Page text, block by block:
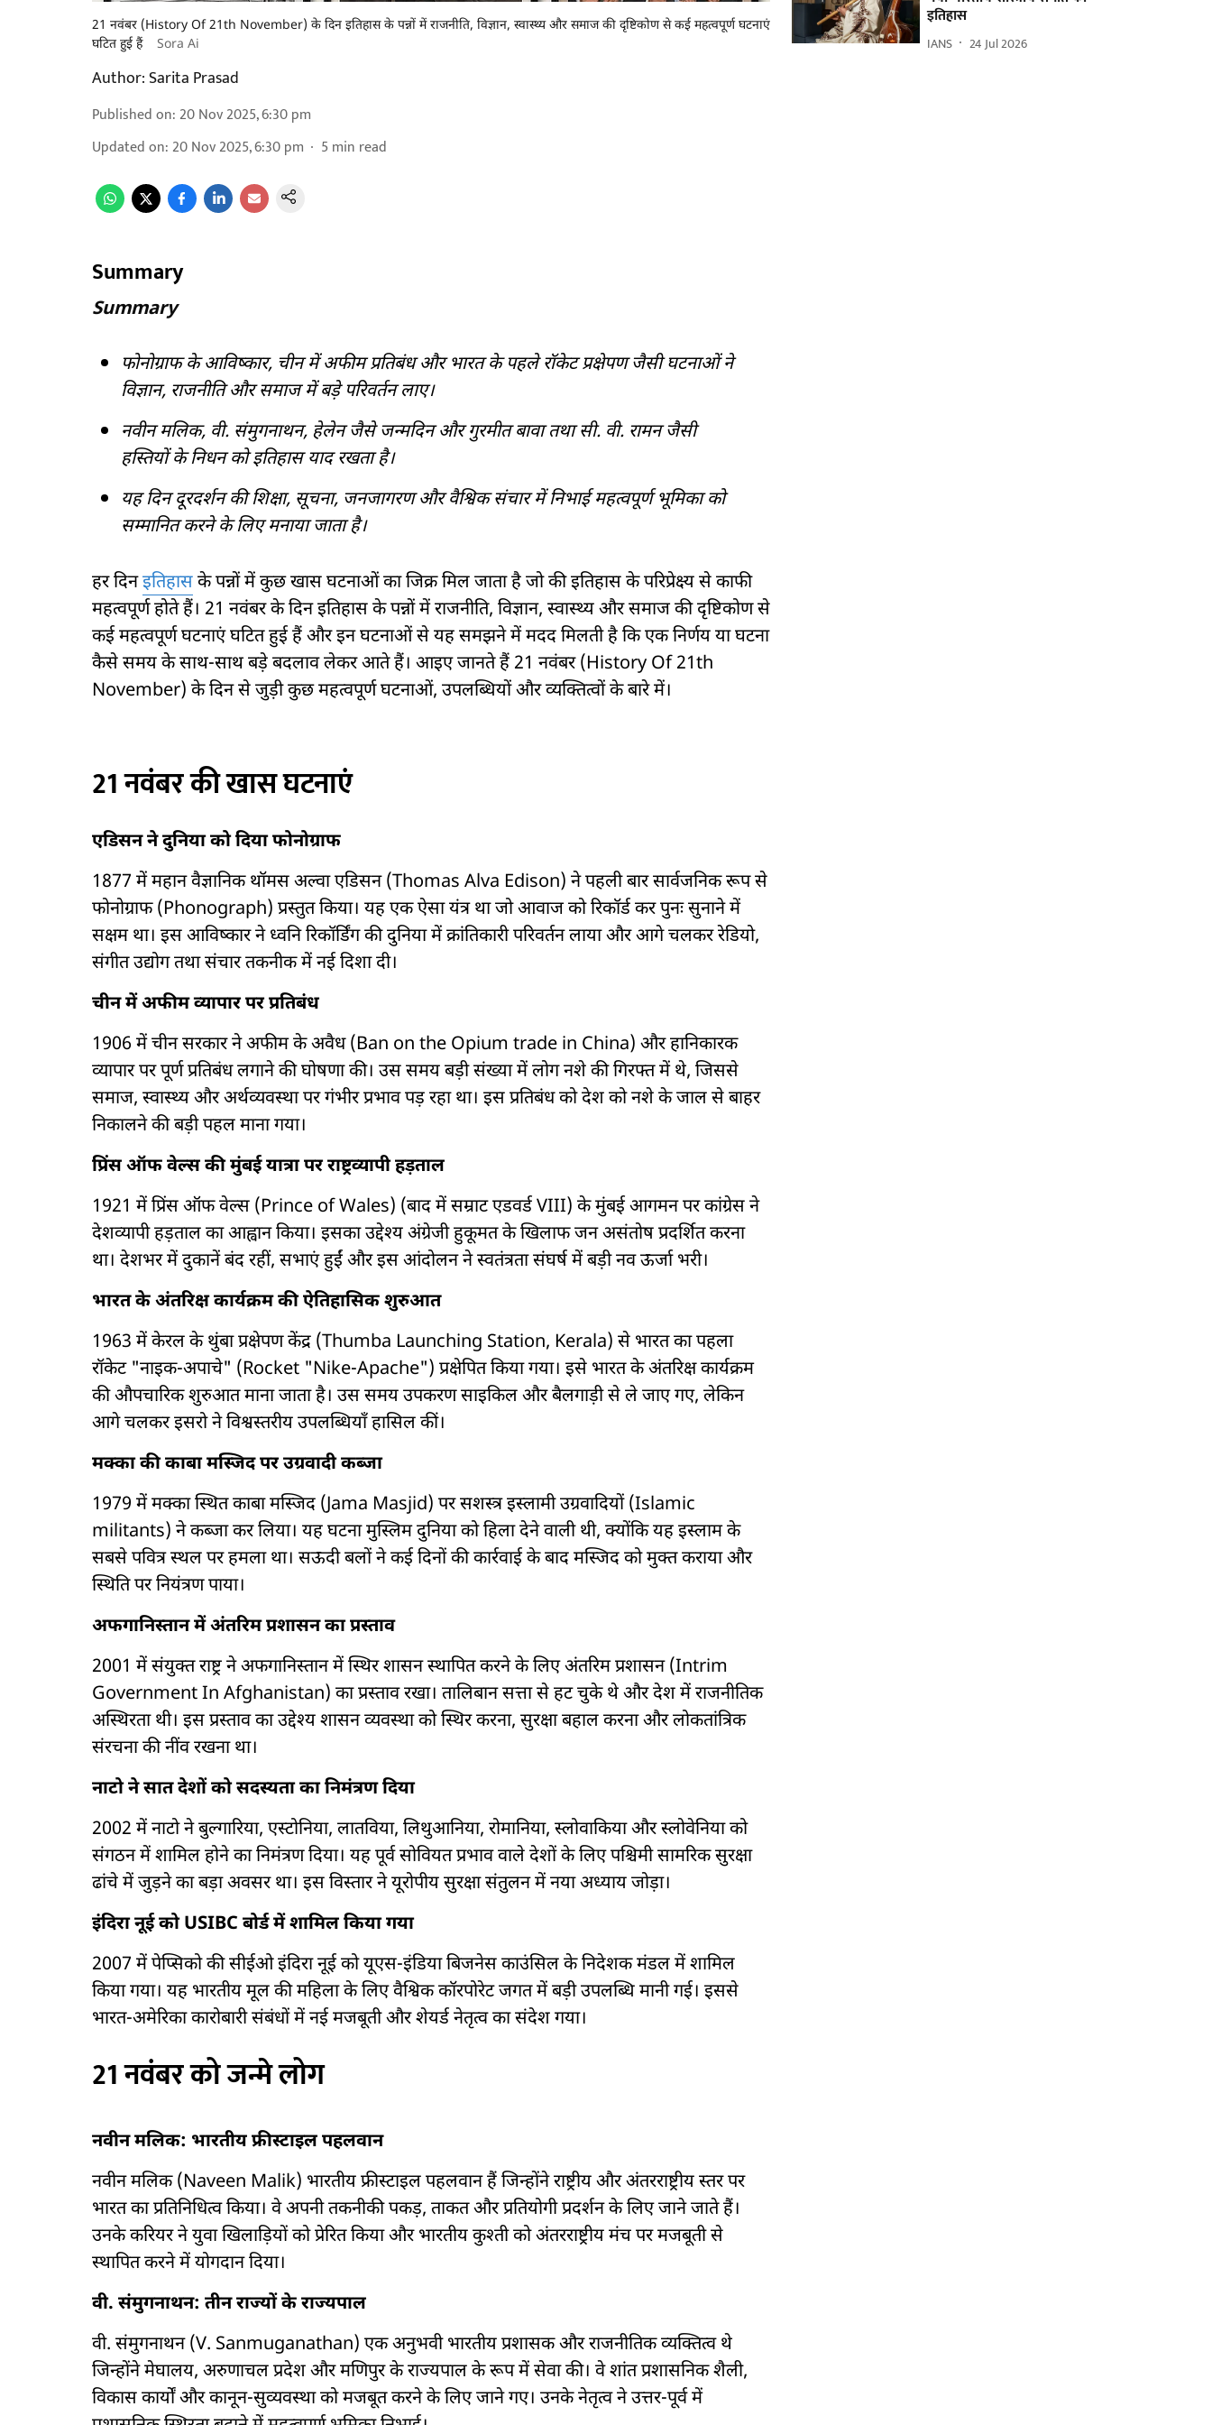
21 नवंबर (History Of 21th November) के दिन इतिहास के पन्नों में राजनीति, विज्ञान, स्वास्थ्य और समाज की दृष्टिकोण से कई महत्वपूर्ण घटनाएं
घटित हुई हैं
Sora Ai
Author:Sarita Prasad
Published on: 20 Nov 2025, 6:30 pm
Updated on: 20 Nov 2025, 6:30 pm 5min read
Summary
Summary
फोनोग्राफ के आविष्कार, चीन में अफीम प्रतिबंध और भारत के पहले रॉकेट प्रक्षेपण जैसी घटनाओं ने
विज्ञान, राजनीति और समाज में बड़े परिवर्तन लाए।
नवीन मलिक, वी. संमुगनाथन, हेलेन जैसे जन्मदिन और गुरमीत बावा तथा सी. वी. रामन जैसी
हस्तियों के निधन को इतिहास याद रखता है।
यह दिन दूरदर्शन की शिक्षा, सूचना, जनजागरण और वैश्विक संचार में निभाई महत्वपूर्ण भूमिका को
सम्मानित करने के लिए मनाया जाता है।
हर दिनइतिहासके पन्नों में कुछ खास घटनाओं का जिक्र मिल जाता है जो की इतिहास के परिप्रेक्ष्य से काफी
महत्वपूर्ण होते हैं। 21 नवंबर के दिन इतिहास के पन्नों में राजनीति, विज्ञान, स्वास्थ्य और समाज की दृष्टिकोण से
कई महत्वपूर्ण घटनाएं घटित हुई हैं और इन घटनाओं से यह समझने में मदद मिलती है कि एक निर्णय या घटना
कैसे समय के साथ-साथ बड़े बदलाव लेकर आते हैं। आइए जानते हैं 21 नवंबर (History Of 21th
November) के दिन से जुड़ी कुछ महत्वपूर्ण घटनाओं, उपलब्धियों और व्यक्तित्वों के बारे में।
21 नवंबर की खास घटनाएं
एडिसन ने दुनिया को दिया फोनोग्राफ
1877 में महान वैज्ञानिक थॉमस अल्वा एडिसन (Thomas Alva Edison) ने पहली बार सार्वजनिक रूप से
फोनोग्राफ (Phonograph) प्रस्तुत किया। यह एक ऐसा यंत्र था जो आवाज को रिकॉर्ड कर पुनः सुनाने में
सक्षम था। इस आविष्कार ने ध्वनि रिकॉर्डिंग की दुनिया में क्रांतिकारी परिवर्तन लाया और आगे चलकर रेडियो,
संगीत उद्योग तथा संचार तकनीक में नई दिशा दी।
चीन में अफीम व्यापार पर प्रतिबंध
1906 में चीन सरकार ने अफीम के अवैध (Ban on the Opium trade in China) और हानिकारक
व्यापार पर पूर्ण प्रतिबंध लगाने की घोषणा की। उस समय बड़ी संख्या में लोग नशे की गिरफ्त में थे, जिससे
समाज, स्वास्थ्य और अर्थव्यवस्था पर गंभीर प्रभाव पड़ रहा था। इस प्रतिबंध को देश को नशे के जाल से बाहर
निकालने की बड़ी पहल माना गया।
प्रिंस ऑफ वेल्स की मुंबई यात्रा पर राष्ट्रव्यापी हड़ताल
1921 में प्रिंस ऑफ वेल्स (Prince of Wales) (बाद में सम्राट एडवर्ड VIII) के मुंबई आगमन पर कांग्रेस ने
देशव्यापी हड़ताल का आह्वान किया। इसका उद्देश्य अंग्रेजी हुकूमत के खिलाफ जन असंतोष प्रदर्शित करना
था। देशभर में दुकानें बंद रहीं, सभाएं हुईं और इस आंदोलन ने स्वतंत्रता संघर्ष में बड़ी नव ऊर्जा भरी।
भारत के अंतरिक्ष कार्यक्रम की ऐतिहासिक शुरुआत
1963 में केरल के थुंबा प्रक्षेपण केंद्र (Thumba Launching Station, Kerala) से भारत का पहला
रॉकेट "नाइक-अपाचे" (Rocket "Nike-Apache") प्रक्षेपित किया गया। इसे भारत के अंतरिक्ष कार्यक्रम
की औपचारिक शुरुआत माना जाता है। उस समय उपकरण साइकिल और बैलगाड़ी से ले जाए गए, लेकिन
आगे चलकर इसरो ने विश्वस्तरीय उपलब्धियाँ हासिल कीं।
मक्का की काबा मस्जिद पर उग्रवादी कब्जा
1979 में मक्का स्थित काबा मस्जिद (Jama Masjid) पर सशस्त्र इस्लामी उग्रवादियों (Islamic
militants) ने कब्जा कर लिया। यह घटना मुस्लिम दुनिया को हिला देने वाली थी, क्योंकि यह इस्लाम के
सबसे पवित्र स्थल पर हमला था। सऊदी बलों ने कई दिनों की कार्रवाई के बाद मस्जिद को मुक्त कराया और
स्थिति पर नियंत्रण पाया।
अफगानिस्तान में अंतरिम प्रशासन का प्रस्ताव
2001 में संयुक्त राष्ट्र ने अफगानिस्तान में स्थिर शासन स्थापित करने के लिए अंतरिम प्रशासन (Intrim
Government In Afghanistan) का प्रस्ताव रखा। तालिबान सत्ता से हट चुके थे और देश में राजनीतिक
अस्थिरता थी। इस प्रस्ताव का उद्देश्य शासन व्यवस्था को स्थिर करना, सुरक्षा बहाल करना और लोकतांत्रिक
संरचना की नींव रखना था।
नाटो ने सात देशों को सदस्यता का निमंत्रण दिया
2002 में नाटो ने बुल्गारिया, एस्टोनिया, लातविया, लिथुआनिया, रोमानिया, स्लोवाकिया और स्लोवेनिया को
संगठन में शामिल होने का निमंत्रण दिया। यह पूर्व सोवियत प्रभाव वाले देशों के लिए पश्चिमी सामरिक सुरक्षा
ढांचे में जुड़ने का बड़ा अवसर था। इस विस्तार ने यूरोपीय सुरक्षा संतुलन में नया अध्याय जोड़ा।
इंदिरा नूई को USIBC बोर्ड में शामिल किया गया
2007 में पेप्सिको की सीईओ इंदिरा नूई को यूएस-इंडिया बिजनेस काउंसिल के निदेशक मंडल में शामिल
किया गया। यह भारतीय मूल की महिला के लिए वैश्विक कॉरपोरेट जगत में बड़ी उपलब्धि मानी गई। इससे
भारत-अमेरिका कारोबारी संबंधों में नई मजबूती और शेयर्ड नेतृत्व का संदेश गया।
21 नवंबर को जन्मे लोग
नवीन मलिक: भारतीय फ्रीस्टाइल पहलवान
नवीन मलिक (Naveen Malik) भारतीय फ्रीस्टाइल पहलवान हैं जिन्होंने राष्ट्रीय और अंतरराष्ट्रीय स्तर पर
भारत का प्रतिनिधित्व किया। वे अपनी तकनीकी पकड़, ताकत और प्रतियोगी प्रदर्शन के लिए जाने जाते हैं।
उनके करियर ने युवा खिलाड़ियों को प्रेरित किया और भारतीय कुश्ती को अंतरराष्ट्रीय मंच पर मजबूती से
स्थापित करने में योगदान दिया।
वी. संमुगनाथन: तीन राज्यों के राज्यपाल
वी. संमुगनाथन (V. Sanmuganathan) एक अनुभवी भारतीय प्रशासक और राजनीतिक व्यक्तित्व थे
जिन्होंने मेघालय, अरुणाचल प्रदेश और मणिपुर के राज्यपाल के रूप में सेवा की। वे शांत प्रशासनिक शैली,
विकास कार्यों और कानून-सुव्यवस्था को मजबूत करने के लिए जाने गए। उनके नेतृत्व ने उत्तर-पूर्व में
इतिहास
IANS 24 Jul 2026